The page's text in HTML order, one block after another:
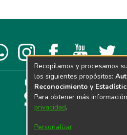
Recopilamos y procesamos
los siguientes propósitos:
Reconocimiento y
Para obtener más
privacidad.
Personalizar